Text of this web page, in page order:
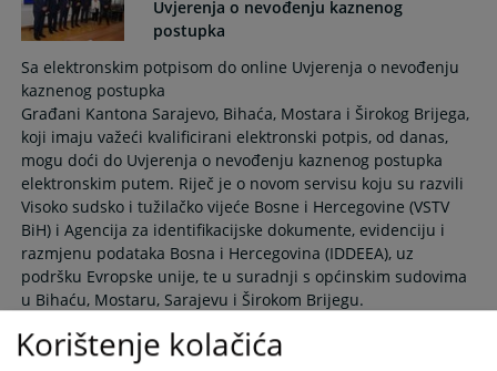
keyboard
shortcuts
for
changing
dates.
keyboard
for
dates.
Uvjerenja o nevođenju kaznenog
postupka
Sa elektronskim potpisom do online Uvjerenja o nevođenju
kaznenog postupka
Građani Kantona Sarajevo, Bihaća, Mostara i Širokog Brijega,
koji imaju važeći kvalificirani elektronski potpis, od danas,
mogu doći do Uvjerenja o nevođenju kaznenog postupka
elektronskim putem. Riječ je o novom servisu koju su razvili
Visoko sudsko i tužilačko vijeće Bosne i Hercegovine (VSTV
BiH) i Agencija za identifikacijske dokumente, evidenciju i
razmjenu podataka Bosna i Hercegovina (IDDEEA), uz
podršku Evropske unije, te u suradnji s općinskim sudovima
u Bihaću, Mostaru, Sarajevu i Širokom Brijegu.
29.04.2026.
Korištenje kolačića